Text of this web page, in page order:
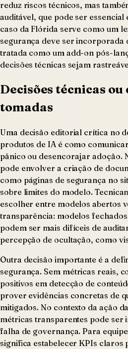
reduz riscos técnicos, mas
auditável, que pode ser essencial
caso da Flórida serve como um
segurança deve ser incorporada
tratada como um add-on pós-
decisões técnicas sejam
Decisões técnicas
tomadas
Uma decisão editorial crítica no
produtos de IA é como
pânico ou desencorajar adoção.
pode envolver a criação de
como páginas de segurança no
sobre limites do modelo.
escolher entre modelos abertos
transparência: modelos
podem ser mais difíceis de
percepção de ocultação, como
Outra decisão importante é a
segurança. Sem métricas reais,
positivos em detecção de
prover evidências concretas de
mitigados. No contexto da ação
métricas transparentes pode ser
falha de governança. Para
significa estabelecer KPIs claros